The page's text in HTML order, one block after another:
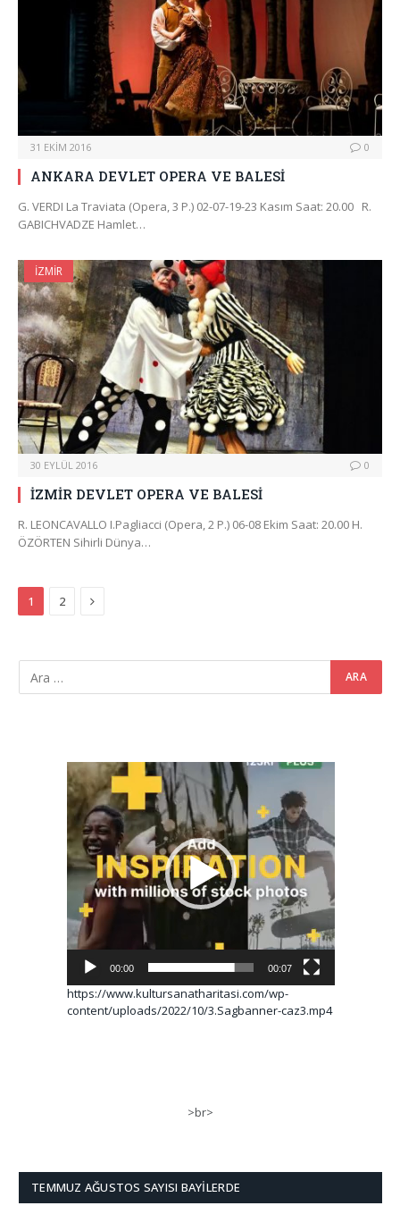
31 EKIM 2016 0
ANKARA DEVLET OPERA VE BALESİ
G. VERDI La Traviata (Opera, 3 P.) 02-07-19-23 Kasım Saat: 20.00 R.
GABICHVADZE Hamlet…
İZMIR
30 EYLÜL 2016 0
İZMİR DEVLET OPERA VE BALESİ
R. LEONCAVALLO I.Pagliacci (Opera, 2 P.) 06-08 Ekim Saat: 20.00 H.
ÖZÖRTEN Sihirli Dünya…
1 2 Next
Video
oynatıcı
00:00 00:07
https://www.kultursanatharitasi.com/wp-
content/uploads/2022/10/3.Sagbanner-caz3.mp4
>br>
TEMMUZ AĞUSTOS SAYISI BAYILERDE